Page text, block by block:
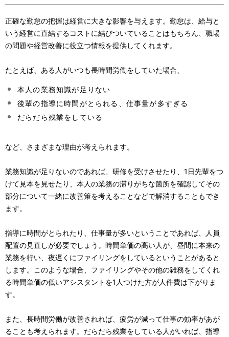
正確な勤怠の把握は経営に大きな影響を与えます。勤怠は、給与と
いう経営に直結するコストに結びついていることはもちろん、職場
の問題や経営改善に役立つ情報を提供してくれます。
たとえば、ある人がいつも長時間労働をしていた場合、
本人の業務知識が足りない
後輩の指導に時間がとられる、仕事量が多すぎる
だらだら残業をしている
など、さまざまな理由が考えられます。
業務知識が足りないのであれば、研修を受けさせたり、1日先輩をつ
けて見本を見せたり、本人の業務の滞りがちな箇所を確認してその
部分について一緒に改善策を考えることなどで解消することもでき
ます。
指導に時間がとられたり、仕事量が多いということであれば、人員
配置の見直しが必要でしょう。時間単価の高い人が、昼間に本来の
業務を行い、夜遅くにファイリングをしているということがあると
します。このような場合、ファイリングやその他の雑務をしてくれ
る時間単価の低いアシスタントを1人つけた方が人件費は下がりま
す。
また、長時間労働が改善されれば、疲労が減って仕事の効率があが
ることも考えられます。だらだら残業をしている人がいれば、指導